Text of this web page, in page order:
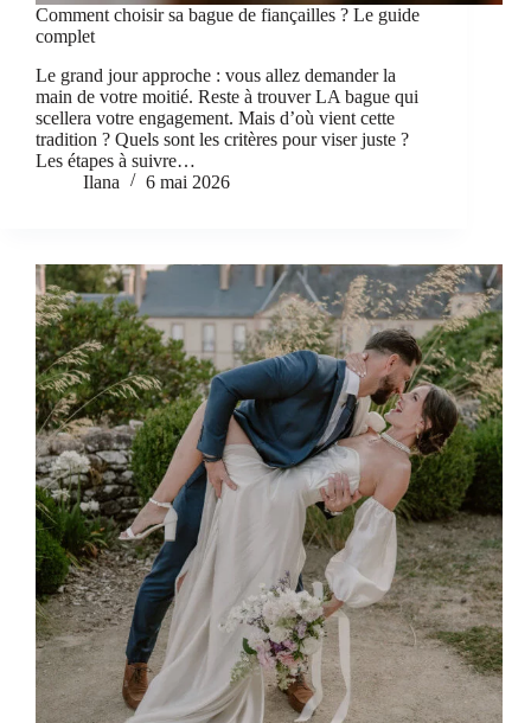
Comment choisir sa bague de fiançailles ? Le guide
complet
Le grand jour approche : vous allez demander la
main de votre moitié. Reste à trouver LA bague qui
scellera votre engagement. Mais d’où vient cette
tradition ? Quels sont les critères pour viser juste ?
Les étapes à suivre…
Ilana
6 mai 2026